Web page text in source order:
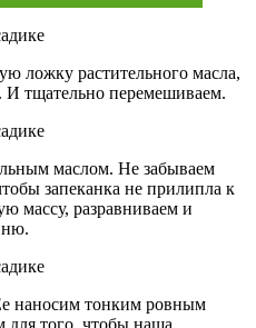
ложку растительного масла,
И тщательно перемешиваем.
маслом. Не забываем
запеканка не прилипла к
массу, разравниваем и
наносим тонким ровным